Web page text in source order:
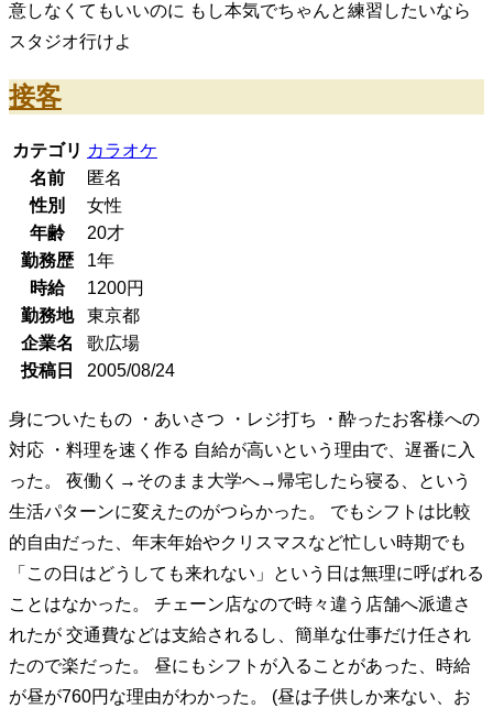
意しなくてもいいのに もし本気でちゃんと練習したいなら
スタジオ行けよ
接客
カテゴリ カラオケ
名前
匿名
性別
女性
年齢
20才
勤務歴
1年
時給
1200円
勤務地
東京都
企業名
歌広場
投稿日
2005/08/24
身についたもの ・あいさつ ・レジ打ち ・酔ったお客様への
対応 ・料理を速く作る 自給が高いという理由で、遅番に入
った。 夜働く→そのまま大学へ→帰宅したら寝る、という
生活パターンに変えたのがつらかった。 でもシフトは比較
的自由だった、年末年始やクリスマスなど忙しい時期でも
「この日はどうしても来れない」という日は無理に呼ばれる
ことはなかった。 チェーン店なので時々違う店舗へ派遣さ
れたが 交通費などは支給されるし、簡単な仕事だけ任され
たので楽だった。 昼にもシフトが入ることがあった、時給
が昼が760円な理由がわかった。 (昼は子供しか来ない、お